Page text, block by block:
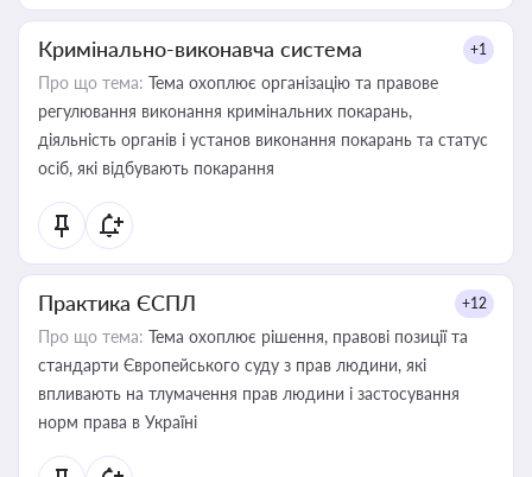
Кримінально-виконавча система +1
Про що тема: Тема охоплює організацію та правове
регулювання виконання кримінальних покарань,
діяльність органів і установ виконання покарань та статус
осіб, які відбувають покарання
Практика ЄСПЛ +12
Про що тема: Тема охоплює рішення, правові позиції та
стандарти Європейського суду з прав людини, які
впливають на тлумачення прав людини і застосування
норм права в Україні